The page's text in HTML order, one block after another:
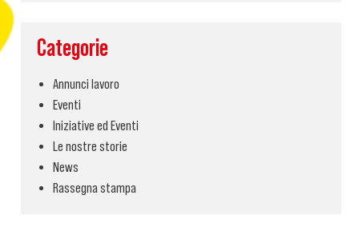
Categorie
Annunci lavoro
Eventi
Iniziative ed Eventi
Le nostre storie
News
Rassegna stampa